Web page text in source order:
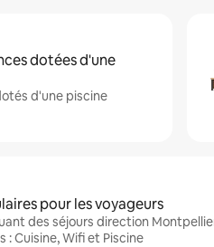
dotées d'une
d'une piscine
pour les voyageurs
des séjours direction
Cuisine, Wifi et Piscine